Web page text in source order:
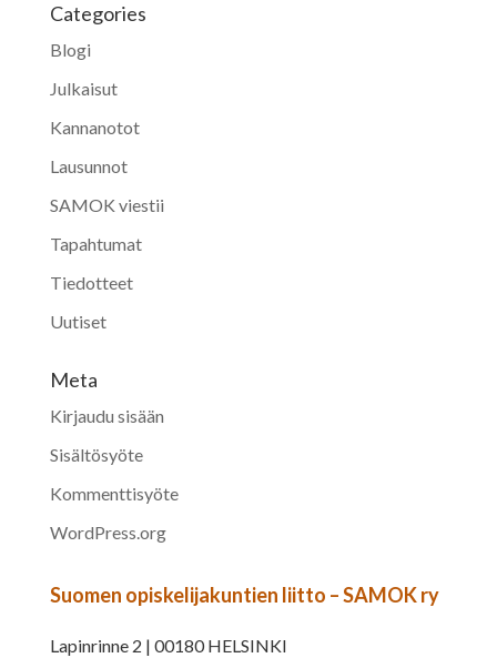
Categories
Blogi
Julkaisut
Kannanotot
Lausunnot
SAMOK viestii
Tapahtumat
Tiedotteet
Uutiset
Meta
Kirjaudu sisään
Sisältösyöte
Kommenttisyöte
WordPress.org
Suomen opiskelijakuntien liitto – SAMOK ry
Lapinrinne 2 | 00180 HELSINKI